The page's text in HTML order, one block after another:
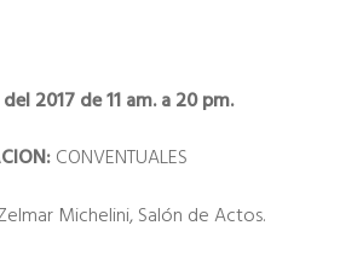
2017 de 11 am. a 20 pm.
CONVENTUALES
Zelmar Michelini, Salón de Actos.